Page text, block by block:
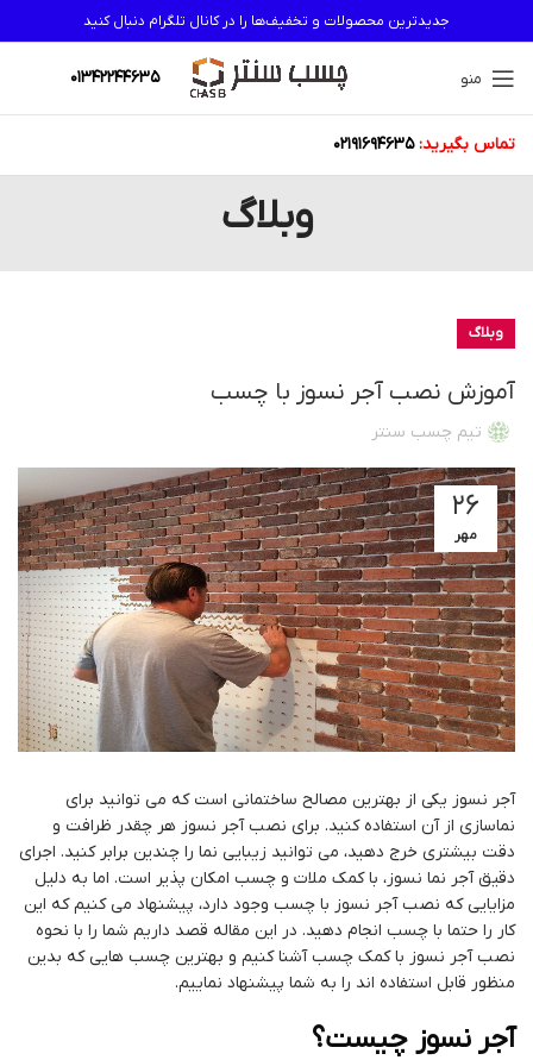
جدیدترین محصولات و تخفیف‌ها را در کانال تلگرام دنبال کنید
منو 01342244635
تماس بگیرید: 02191694635
وبلاگ
وبلاگ
آموزش نصب آجر نسوز با چسب
تیم چسب سنتر
۲۶
مهر
آجر نسوز یکی از بهترین مصالح ساختمانی است که می توانید برای
نماسازی از آن استفاده کنید. برای نصب آجر نسوز هر چقدر ظرافت و
دقت بیشتری خرج دهید، می توانید زیبایی نما را چندین برابر کنید. اجرای
دقیق آجر نما نسوز، با کمک ملات و چسب امکان پذیر است. اما به دلیل
مزایایی که نصب آجر نسوز با چسب وجود دارد، پیشنهاد می کنیم که این
کار را حتما با چسب انجام دهید. در این مقاله قصد داریم شما را با نحوه
نصب آجر نسوز با کمک چسب آشنا کنیم و بهترین چسب هایی که بدین
منظور قابل استفاده اند را به شما پیشنهاد نماییم.
آجر نسوز چیست؟